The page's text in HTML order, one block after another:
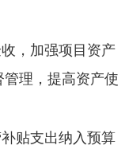
，加强项目资产
理，提高资产使
贴支出纳入预算